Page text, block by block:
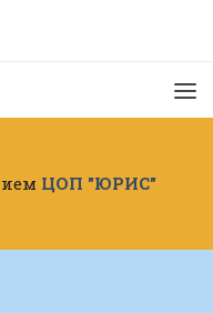
ЦОП "ЮРИС"